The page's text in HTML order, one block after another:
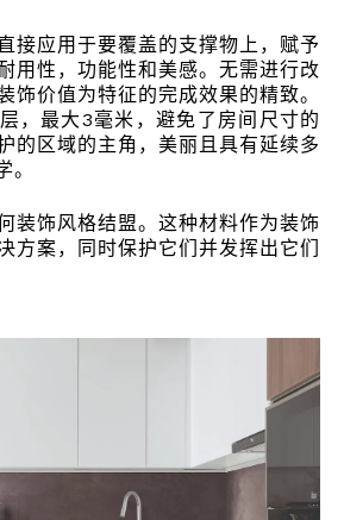
接应用于要覆盖的支撑物上，赋予
用性，功能性和美感。无需进行改
饰价值为特征的完成效果的精致。
，最大3毫米，避免了房间尺寸的
的区域的主角，美丽且具有延续多
。
装饰风格结盟。这种材料作为装饰
方案，同时保护它们并发挥出它们